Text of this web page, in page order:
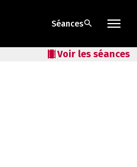
Séancessearch
local_movies Voir les séances